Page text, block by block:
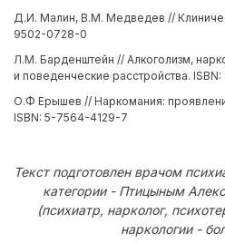
Д.И. Малин, В.М. Медведев //
9502-0728-0
Л.М. Барденштейн // Алкоголизм,
и поведенческие расстройства.
О.Ф Ерышев // Наркомания:
ISBN: 5-7564-4129-7
Текст подготовлен врачом
категории - Птицыным
(психиатр, нарколог,
наркологии -